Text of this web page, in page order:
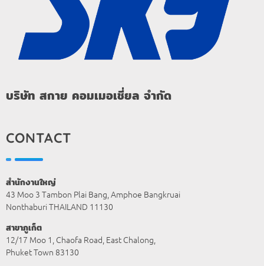
บริษัท สกาย คอมเมอเชี่ยล จำกัด
CONTACT
สำนักงานใหญ่
43 Moo 3 Tambon Plai Bang, Amphoe Bangkruai
Nonthaburi THAILAND 11130
สาขาภูเก็ต
12/17 Moo 1, Chaofa Road, East Chalong,
Phuket Town 83130